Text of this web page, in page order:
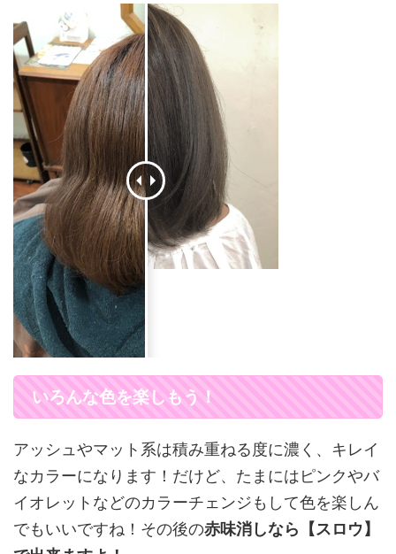
いろんな色を楽しもう！
アッシュやマット系は積み重ねる度に濃く、キレイ
なカラーになります！だけど、たまにはピンクやバ
イオレットなどのカラーチェンジもして色を楽しん
でもいいですね！その後の赤味消しなら【スロウ】